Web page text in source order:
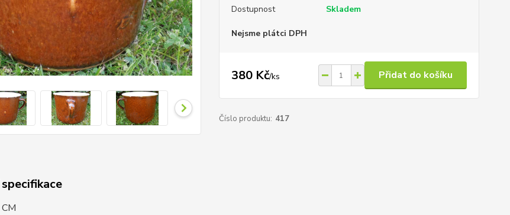
Dostupnost Skladem
Nejsme plátci DPH
380 Kč/ks Přidat do košíku
Číslo produktu: 417